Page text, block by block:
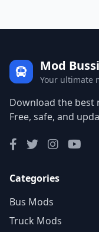
Mod
Your ultimate
Download the best
Free, safe, and
Categories
Bus Mods
Truck Mods